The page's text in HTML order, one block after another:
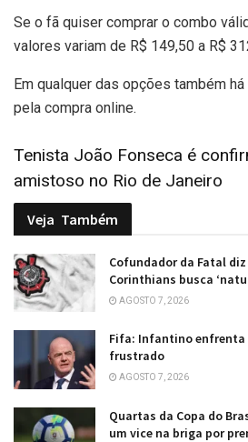
Se o fã quiser comprar o combo
valores variam de R$ 149,50 a R$
Em qualquer das opções também
pela compra online.
Tenista João Fonseca é
amistoso no Rio de Janeiro
Veja Também
Cofundador da Fatal
Corinthians busca
AGOSTO 7, 2026
Fifa: Infantino enfrenta
frustrado
AGOSTO 7, 2026
Quartas da Copa do
um vice na briga por